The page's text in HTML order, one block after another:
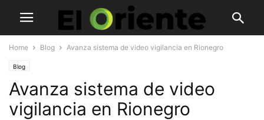
Home Blog Avanza sistema de video vigilancia en Rionegro
Blog
Avanza sistema de video
vigilancia en Rionegro